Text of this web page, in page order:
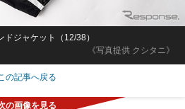
《写真提供 クシタニ》
ジャケット（12/38）
この記事へ戻る